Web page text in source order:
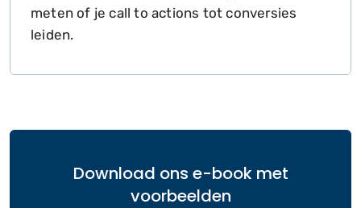
meten of je call to actions tot conversies
leiden.
Download ons e-book met
voorbeelden